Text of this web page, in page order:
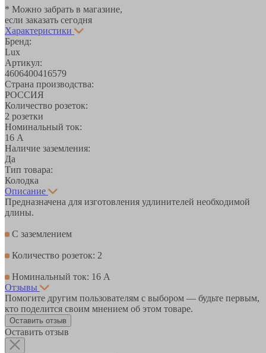
* Можно забрать в магазине,
если заказать сегодня
Характеристики
Бренд:
Lux
Артикул:
4606400416579
Страна производства:
РОССИЯ
Количество розеток:
2 розетки
Номинальный ток:
16 А
Наличие заземления:
Да
Тип товара:
Колодка
Описание
Предназначена для изготовления удлинителей необходимой
длины.
С заземлением
Количество розеток: 2
Номинальный ток: 16 А
Отзывы
Помогите другим пользователям с выбором — будьте первым,
кто поделится своим мнением об этом товаре.
Оставить отзыв
Оставить отзыв